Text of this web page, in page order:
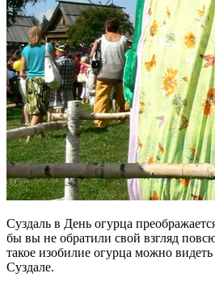
Суздаль в День огурца
бы вы не обратили свой взгляд
такое изобилие огурца можно
Суздале.